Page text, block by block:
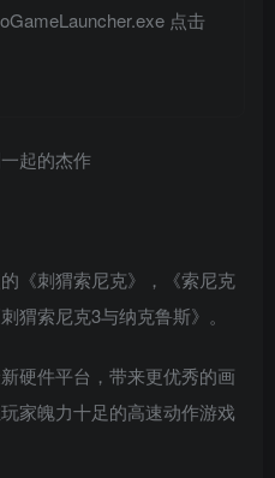
点击
起的杰作
《刺猬索尼克》，《索尼克
猬索尼克3与纳克鲁斯》。
硬件平台，带来更优秀的画
家魄力十足的高速动作游戏